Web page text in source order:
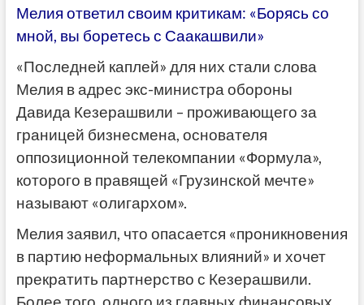
Мелия ответил своим критикам: «Борясь со
мной, вы боретесь с Саакашвили»
«Последней каплей» для них стали слова
Мелия в адрес экс-министра обороны
Давида Кезерашвили – проживающего за
границей бизнесмена, основателя
оппозиционной телекомпании «Формула»,
которого в правящей «Грузинской мечте»
называют «олигархом».
Мелия заявил, что опасается «проникновения
в партию неформальных влияний» и хочет
прекратить партнерство с Кезерашвили.